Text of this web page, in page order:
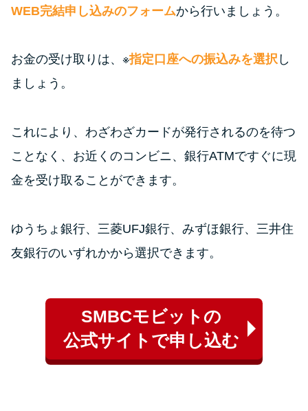
WEB完結申し込みのフォームから行いましょう。
お金の受け取りは、※指定口座への振込みを選択 し
ましょう。
これにより、わざわざカードが発行されるのを待つ
ことなく、お近くのコンビニ、銀行ATMですぐに現
金を受け取ることができます。
ゆうちょ銀行、三菱UFJ銀行、みずほ銀行、三井住
友銀行のいずれかから選択できます。
SMBCモビットの
公式サイトで申し込む